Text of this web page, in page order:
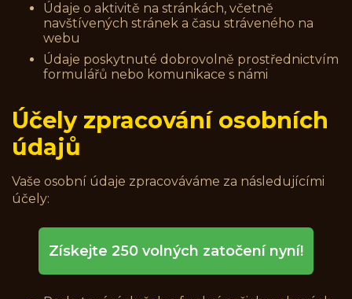
Údaje o aktivitě na stránkách, včetně
navštívených stránek a času stráveného na
webu
Údaje poskytnuté dobrovolně prostřednictvím
formulářů nebo komunikace s námi
Účely zpracování osobních
údajů
Vaše osobní údaje zpracováváme za následujícími
účely:
Získejte 250 volných zatočení nyní!